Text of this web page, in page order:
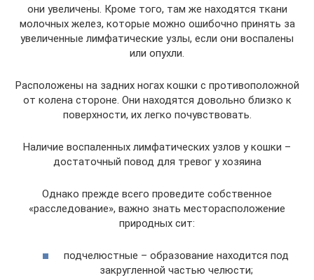
они увеличены. Кроме того, там же находятся ткани
молочных желез, которые можно ошибочно принять за
увеличенные лимфатические узлы, если они воспалены
или опухли.
Расположены на задних ногах кошки с противоположной
от колена стороне. Они находятся довольно близко к
поверхности, их легко почувствовать.
Наличие воспаленных лимфатических узлов у кошки –
достаточный повод для тревог у хозяина
Однако прежде всего проведите собственное
«расследование», важно знать месторасположение
природных сит:
подчелюстные – образование находится под
закругленной частью челюсти;